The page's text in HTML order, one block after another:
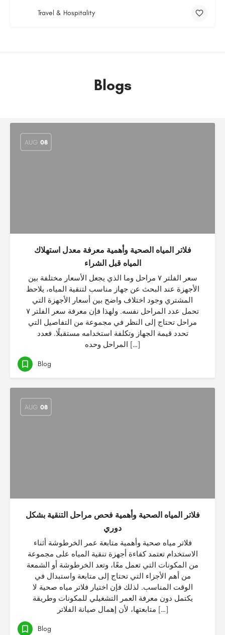
Travel & Hospitality
Blogs
AUG 08
فلاتر المياه الصحية وأهمية معرفة معدل استهلاك
المياه قبل الشراء
سعر الفلتر ٧ مراحل وما الذي يجعل الأسعار مختلفة بين
الأجهزة عند البحث عن جهاز مناسب لتنقية المياه، يلاحظ
المشتري وجود اختلاف واضح بين أسعار الأجهزة التي
تحمل عدد المراحل نفسه. ولهذا فإن معرفة سعر الفلتر ٧
مراحل تحتاج إلى النظر في مجموعة من التفاصيل التي
تحدد قيمة الجهاز وتكلفة استخدامه مستقبلًا. فعدد
المراحل وحده […]
Blog
AUG 08
فلاتر المياه الصحية وأهمية فحص مراحل التنقية بشكل
دوري
فلاتر مياه صحية وأهمية متابعة عمر الخرطوشة أثناء
الاستخدام تعتمد كفاءة أجهزة تنقية المياه على مجموعة
من المكونات التي تعمل معًا، وتعد الخرطوشة أو الشمعة
من أهم الأجزاء التي تحتاج إلى متابعة واستبدال في
الوقت المناسب. لذلك فإن اختيار فلاتر مياه صحية لا
يكتمل دون معرفة العمر التشغيلي للمكونات وطريقة
متابعتها، لأن إهمال صيانة الفلاتر […]
Blog